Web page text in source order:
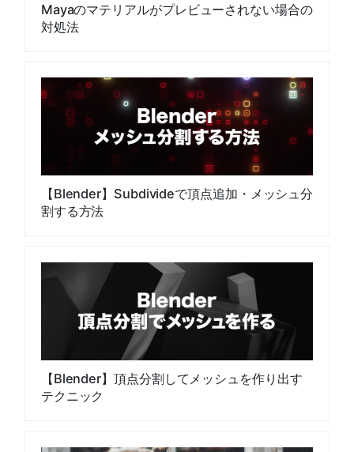
Mayaのマテリアルがプレビューされない場合の
対処法
【Blender】Subdivideで頂点追加・メッシュ分
割する方法
【Blender】頂点分割してメッシュを作り出す
テクニック